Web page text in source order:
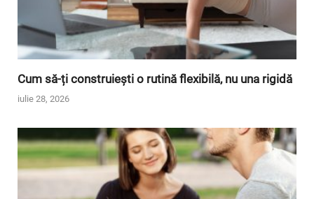
Cum să-ți construiești o rutină flexibilă, nu una rigidă
iulie 28, 2026